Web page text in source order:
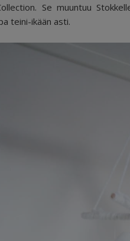
Se muuntuu
teini-ikään asti.